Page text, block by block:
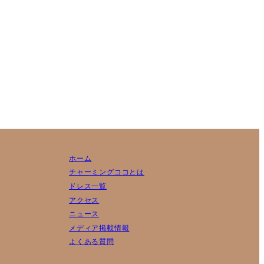
ホーム
チャーミングココとは
ドレス一覧
アクセス
ニュース
メディア掲載情報
よくある質問